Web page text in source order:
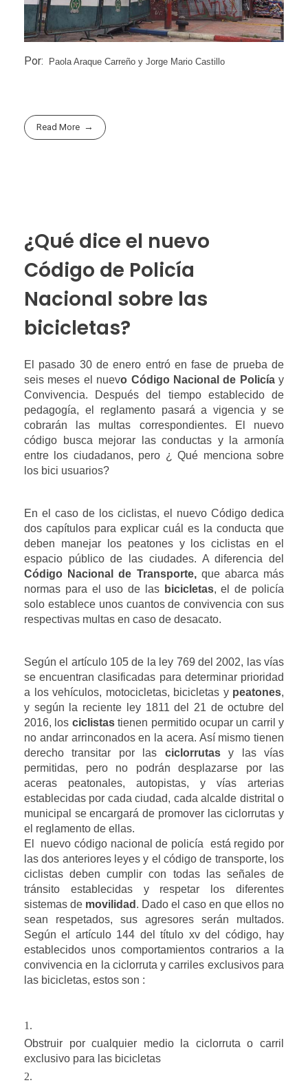
Por: Paola Araque Carreño y Jorge Mario Castillo
Read More
¿Qué dice el nuevo
Código de Policía
Nacional sobre las
bicicletas?
El pasado 30 de enero entró en fase de prueba de
seis meses el nuevo Código Nacional de Policía y
Convivencia. Después del tiempo establecido de
pedagogía, el reglamento pasará a vigencia y se
cobrarán las multas correspondientes. El nuevo
código busca mejorar las conductas y la armonía
entre los ciudadanos, pero ¿ Qué menciona sobre
los bici usuarios?
En el caso de los ciclistas, el nuevo Código dedica
dos capítulos para explicar cuál es la conducta que
deben manejar los peatones y los ciclistas en el
Código Nacional de Transporte, que abarca más
normas para el uso de las bicicletas, el de policía
solo establece unos cuantos de convivencia con sus
respectivas multas en caso de desacato.
Según el artículo 105 de la ley 769 del 2002, las vías
se encuentran clasificadas para determinar prioridad
a los vehículos, motocicletas, bicicletas y peatones,
y según la reciente ley 1811 del 21 de octubre del
2016, los ciclistas tienen permitido ocupar un carril y
no andar arrinconados en la acera. Así mismo tienen
derecho transitar por las ciclorrutas y las vías
permitidas, pero no podrán desplazarse por las
aceras peatonales, autopistas, y vías arterias
establecidas por cada ciudad, cada alcalde distrital o
municipal se encargará de promover las ciclorrutas y
el reglamento de ellas.
El  nuevo código nacional de policía  está regido por
las dos anteriores leyes y el código de transporte, los
ciclistas deben cumplir con todas las señales de
tránsito establecidas y respetar los diferentes
sistemas de movilidad . Dado el caso en que ellos no
sean respetados, sus agresores serán multados.
Según el artículo 144 del título xv del código, hay
establecidos unos comportamientos contrarios a la
convivencia en la ciclorruta y carriles exclusivos para
las bicicletas, estos son :
Obstruir por cualquier medio la ciclorruta o carril
exclusivo para las bicicletas